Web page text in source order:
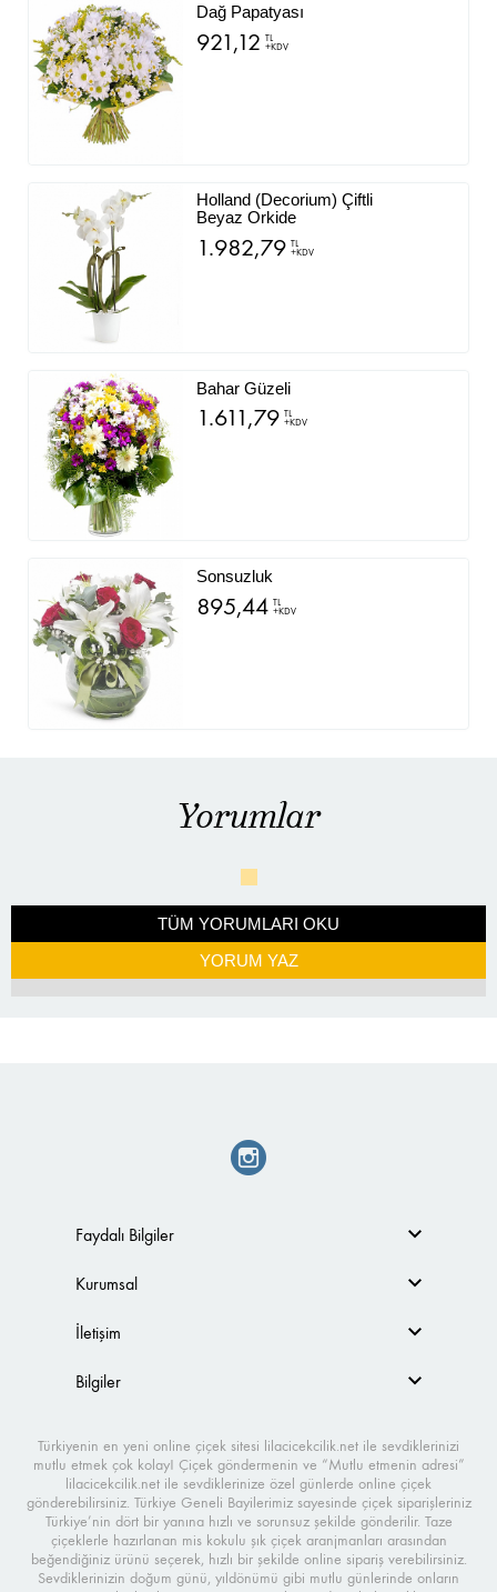
Dağ Papatyası
921,12 TL
+KDV
Holland (Decorium) Çiftli
Beyaz Orkide
1.982,79 TL
+KDV
Bahar Güzeli
1.611,79 TL
+KDV
Sonsuzluk
895,44 TL
+KDV
Yorumlar
TÜM YORUMLARI OKU
YORUM YAZ
Faydalı Bilgiler
Kurumsal
İletişim
Bilgiler
Türkiyenin en yeni online çiçek sitesi lilacicekcilik.net ile sevdiklerinizi
mutlu etmek çok kolay! Çiçek göndermenin ve “Mutlu etmenin adresi”
lilacicekcilik.net ile sevdiklerinize özel günlerde online çiçek
gönderebilirsiniz. Türkiye Geneli Bayilerimiz sayesinde çiçek siparişleriniz
Türkiye’nin dört bir yanına hızlı ve sorunsuz şekilde gönderilir. Taze
çiçeklerle hazırlanan mis kokulu şık çiçek aranjmanları arasından
beğendiğiniz ürünü seçerek, hızlı bir şekilde online sipariş verebilirsiniz.
Sevdiklerinizin doğum günü, yıldönümü gibi mutlu günlerinde onların